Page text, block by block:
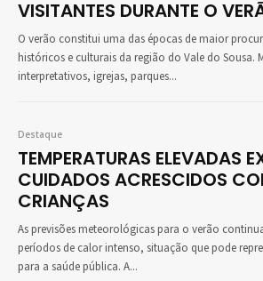
VISITANTES DURANTE O
O verão constitui uma das épocas de maior
históricos e culturais da região do Vale do Sousa.
interpretativos, igrejas, parques...
Destaque
TEMPERATURAS ELEVADAS
CUIDADOS ACRESCIDOS
CRIANÇAS
As previsões meteorológicas para o verão
períodos de calor intenso, situação que pode
para a saúde pública. A...